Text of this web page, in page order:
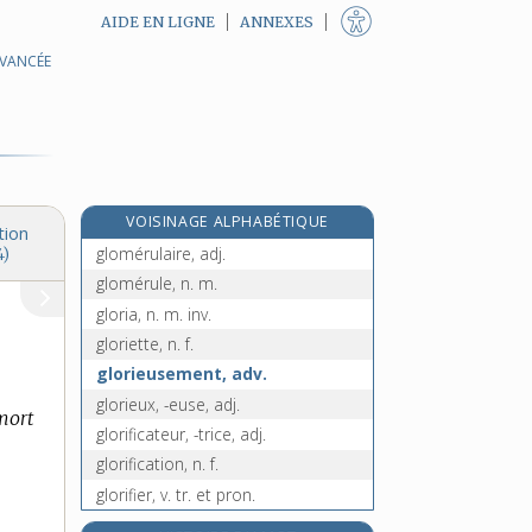
AIDE EN LIGNE ANNEXES
VOISINAGE ALPHABÉTIQUE
gloméris, n. m.
glomérulaire, adj.
glomérule, n. m.
gloria, n. m. inv.
gloriette, n. f.
glorieusement, adv.
glorieux, -euse, adj.
glorificateur, -trice, adj.
glorification, n. f.
glorifier, v. tr. et pron.
gloriole, n. f.